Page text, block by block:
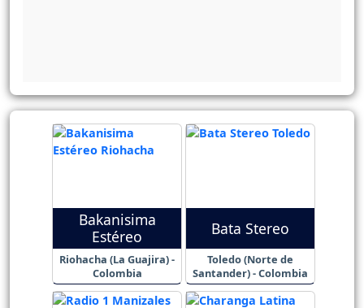
Bakanisima
Estéreo
Riohacha (La Guajira) -
Colombia
Bata Stereo
Toledo (Norte de
Santander) - Colombia